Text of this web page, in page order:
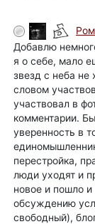
Добавлю
я о себе, мало
звезд с неба не
словом
участвовал в
комментарии.
уверенность в
перестройка,
люди уходят и
новое и пошло и
обсуждению
свободный),